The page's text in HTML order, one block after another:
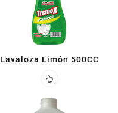
Lavaloza Limón 500CC